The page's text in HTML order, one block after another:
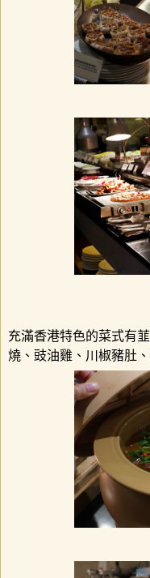
充滿香港特色的菜式有
燒、豉油雞、川椒豬肚